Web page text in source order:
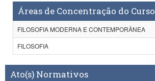
Áreas de Concentração do Curso
FILOSOFIA MODERNA E CONTEMPORÂNEA
FILOSOFIA
Ato(s) Normativos